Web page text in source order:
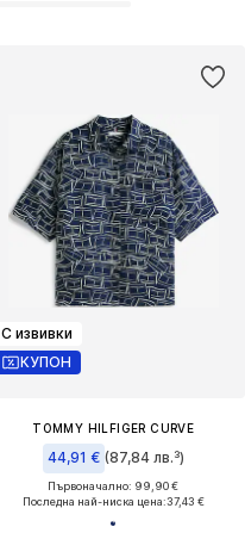
С извивки
КУПОН
TOMMY HILFIGER CURVE
44,91 € (87,84 лв.³)
Първоначално: 99,90 €
Последна най-ниска цена:37,43 €